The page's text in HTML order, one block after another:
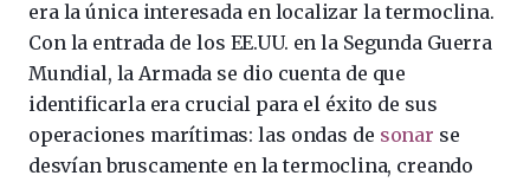
era la única interesada en localizar la termoclina.
Con la entrada de los EE.UU. en la Segunda Guerra
Mundial, la Armada se dio cuenta de que
identificarla era crucial para el éxito de sus
operaciones marítimas: las ondas de sonar se
desvían bruscamente en la termoclina, creando